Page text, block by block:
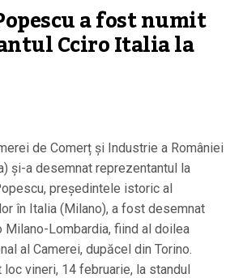
a fost numit
Cciro Italia la
de Comerț și Industrie a României
și-a desemnat reprezentantul la
președintele istoric al
în Italia (Milano), a fost desemnat
Milano-Lombardia, fiind al doilea
al Camerei, dupăcel din Torino.
loc vineri, 14 februarie, la standul